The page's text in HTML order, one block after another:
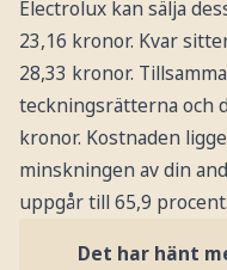
Electrolux kan sälja
23,16 kronor. Kvar
28,33 kronor.
teckningsrätterna och
kronor. Kostnaden
minskningen av din
uppgår till 65,9 procent.
Det har hänt